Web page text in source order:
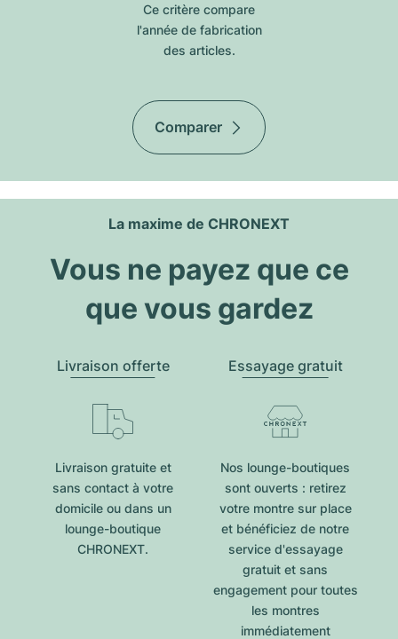
Ce critère compare
l'année de fabrication
des articles.
Comparer
La maxime de CHRONEXT
Vous ne payez que ce
que vous gardez
Livraison offerte
Livraison gratuite et
sans contact à votre
domicile ou dans un
lounge-boutique
CHRONEXT.
Essayage gratuit
Nos lounge-boutiques
sont ouverts : retirez
votre montre sur place
et bénéficiez de notre
service d'essayage
gratuit et sans
engagement pour toutes
les montres
immédiatement